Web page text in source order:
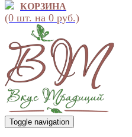
КОРЗИНА
(0 шт. на 0 руб.)
Toggle navigation